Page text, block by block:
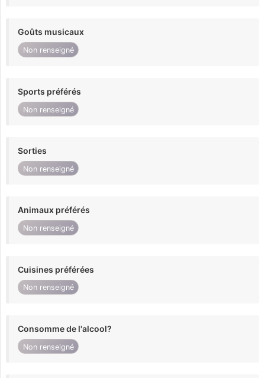
Goûts musicaux
Non renseigné
Sports préférés
Non renseigné
Sorties
Non renseigné
Animaux préférés
Non renseigné
Cuisines préférées
Non renseigné
Consomme de l'alcool?
Non renseigné